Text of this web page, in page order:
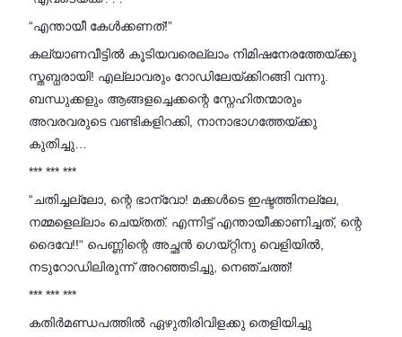
“എന്തായീ കേൾക്കണത്!”
കല്യാണവീട്ടിൽ കൂടിയവരെല്ലാം നിമിഷനേരത്തേയ്ക്കു
സ്തബ്ധരായി! എല്ലാവരും റോഡിലേയ്ക്കിറങ്ങി വന്നു.
ബന്ധുക്കളും ആങ്ങളച്ചെക്കന്റെ സ്നേഹിതന്മാരും
അവരവരുടെ വണ്ടികളിറക്കി, നാനാഭാഗത്തേയ്ക്കു
കുതിച്ചു…
*** *** ***
“ചതിച്ചല്ലോ, ന്റെ ഭാന്വോ! മക്കൾടെ ഇഷ്ടത്തിനല്ലേ,
നമ്മളെല്ലാം ചെയ്തത്. എന്നിട്ട് എന്തായീക്കാണിച്ചത്, ന്റെ
ദൈവേ!!“ പെണ്ണിന്റെ അച്ഛൻ ഗെയ്റ്റിനു വെളിയിൽ,
നടുറോഡിലിരുന്ന് അറഞ്ഞടിച്ചു, നെഞ്ചത്ത്!
*** *** ***
കതിർമണ്ഡപത്തിൽ ഏഴുതിരിവിളക്കു തെളിയിച്ചു